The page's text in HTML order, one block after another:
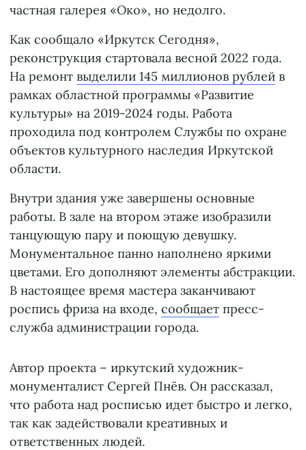
частная галерея «Око», но недолго.
Как сообщало «Иркутск Сегодня»,
реконструкция стартовала весной 2022 года.
На ремонт выделили 145 миллионов рублей в
рамках областной программы «Развитие
культуры» на 2019-2024 годы. Работа
проходила под контролем Службы по охране
объектов культурного наследия Иркутской
области.
Внутри здания уже завершены основные
работы. В зале на втором этаже изобразили
танцующую пару и поющую девушку.
Монументальное панно наполнено яркими
цветами. Его дополняют элементы абстракции.
В настоящее время мастера заканчивают
роспись фриза на входе, сообщает пресс-
служба администрации города.
Автор проекта – иркутский художник-
монументалист Сергей Пнёв. Он рассказал,
что работа над росписью идет быстро и легко,
так как задействовали креативных и
ответственных людей.